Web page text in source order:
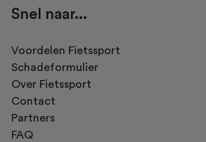
Snel naar...
Voordelen Fietssport
Schadeformulier
Over Fietssport
Contact
Partners
FAQ